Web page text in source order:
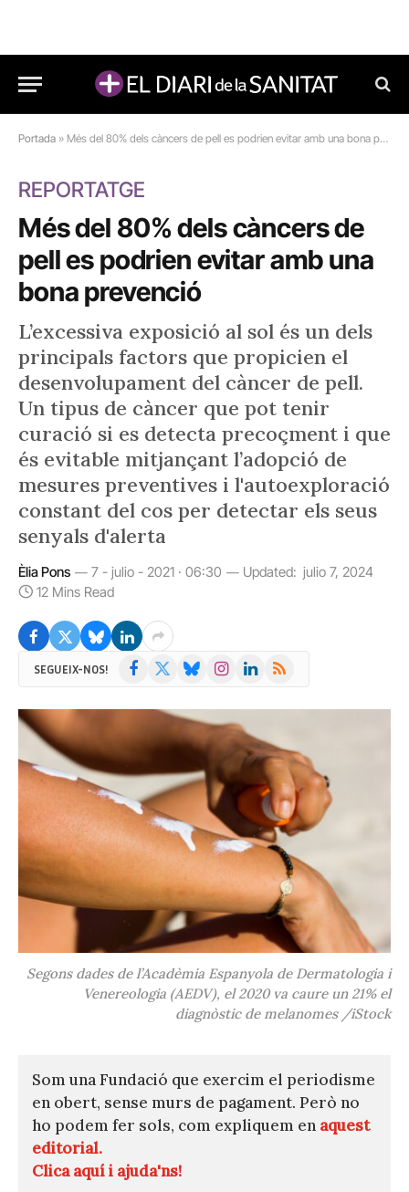
Portada » Més del 80% dels càncers de pell es podrien evitar amb una bona prevenció
REPORTATGE
Més del 80% dels càncers de
pell es podrien evitar amb una
bona prevenció
L’excessiva exposició al sol és un dels
principals factors que propicien el
desenvolupament del càncer de pell.
Un tipus de càncer que pot tenir
curació si es detecta precoçment i que
és evitable mitjançant l’adopció de
mesures preventives i l'autoexploració
constant del cos per detectar els seus
senyals d'alerta
Èlia Pons 7 - julio - 2021 · 06:30 Updated: julio 7, 2024
12 Mins Read
SEGUEIX-NOS! Facebook BlueskyInstagramLinkedIn
RSS
Segons dades de l’Acadèmia Espanyola de Dermatologia i
Venereologia (AEDV), el 2020 va caure un 21% el
diagnòstic de melanomes /iStock
Som una Fundació que exercim el periodisme
en obert, sense murs de pagament. Però no
ho podem fer sols, com expliquem en aquest
editorial.
Clica aquí i ajuda'ns!